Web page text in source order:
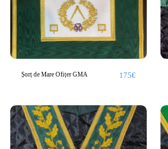
Șorț de Mare Ofițer GMA 175€